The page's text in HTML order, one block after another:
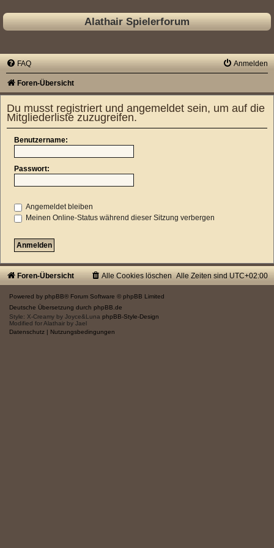
Alathair Spielerforum
FAQ Anmelden
Foren-Übersicht
Du musst registriert und angemeldet sein, um auf die
Mitgliederliste zuzugreifen.
Benutzername:
Passwort:
Angemeldet bleiben
Meinen Online-Status während dieser Sitzung verbergen
Foren-Übersicht Alle Zeiten sind UTC+02:00
Alle Cookies löschen
Powered by phpBB® Forum Software © phpBB Limited
Deutsche Übersetzung durch phpBB.de
Style: X-Creamy by Joyce&Luna phpBB-Style-Design
Modified for Alathair by Jael
Datenschutz
Nutzungsbedingungen